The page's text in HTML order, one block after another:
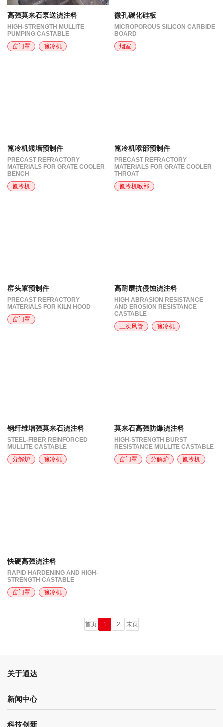
高强莫来石泵送浇注料
HIGH-STRENGTH MULLITE
PUMPING CASTABLE
窑门罩
篦冷机
微孔碳化硅板
MICROPOROUS SILICON CARBIDE
BOARD
烟室
篦冷机矮墙预制件
PRECAST REFRACTORY
MATERIALS FOR GRATE COOLER
BENCH
篦冷机
篦冷机喉部预制件
PRECAST REFRACTORY
MATERIALS FOR GRATE COOLER
THROAT
篦冷机喉部
窑头罩预制件
PRECAST REFRACTORY
MATERIALS FOR KILN HOOD
窑门罩
高耐磨抗侵蚀浇注料
HIGH ABRASION RESISTANCE
AND EROSION RESISTANCE
CASTABLE
三次风管
篦冷机
钢纤维增强莫来石浇注料
STEEL-FIBER REINFORCED
MULLITE CASTABLE
分解炉
篦冷机
莫来石高强防爆浇注料
HIGH-STRENGTH BURST
RESISTANCE MULLITE CASTABLE
窑门罩
分解炉 篦冷机
快硬高强浇注料
RAPID HARDENING AND HIGH-
STRENGTH CASTABLE
窑门罩
篦冷机
首页 1 2 末页
关于通达
新闻中心
科技创新